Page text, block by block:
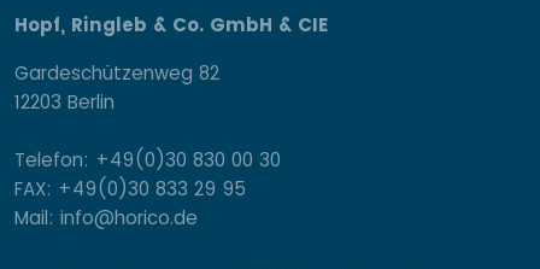
Hopf, Ringleb & Co. GmbH & CIE
Gardeschützenweg 82
12203 Berlin
Telefon: +49(0)30 830 00 30
FAX: +49(0)30 833 29 95
Mail: info@horico.de